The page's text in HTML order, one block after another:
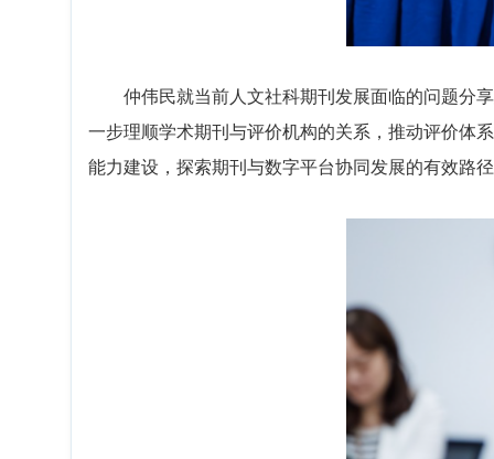
仲伟民就当前人文社科期刊发展面临的问题分
一步理顺学术期刊与评价机构的关系，推动评价体
能力建设，探索期刊与数字平台协同发展的有效路